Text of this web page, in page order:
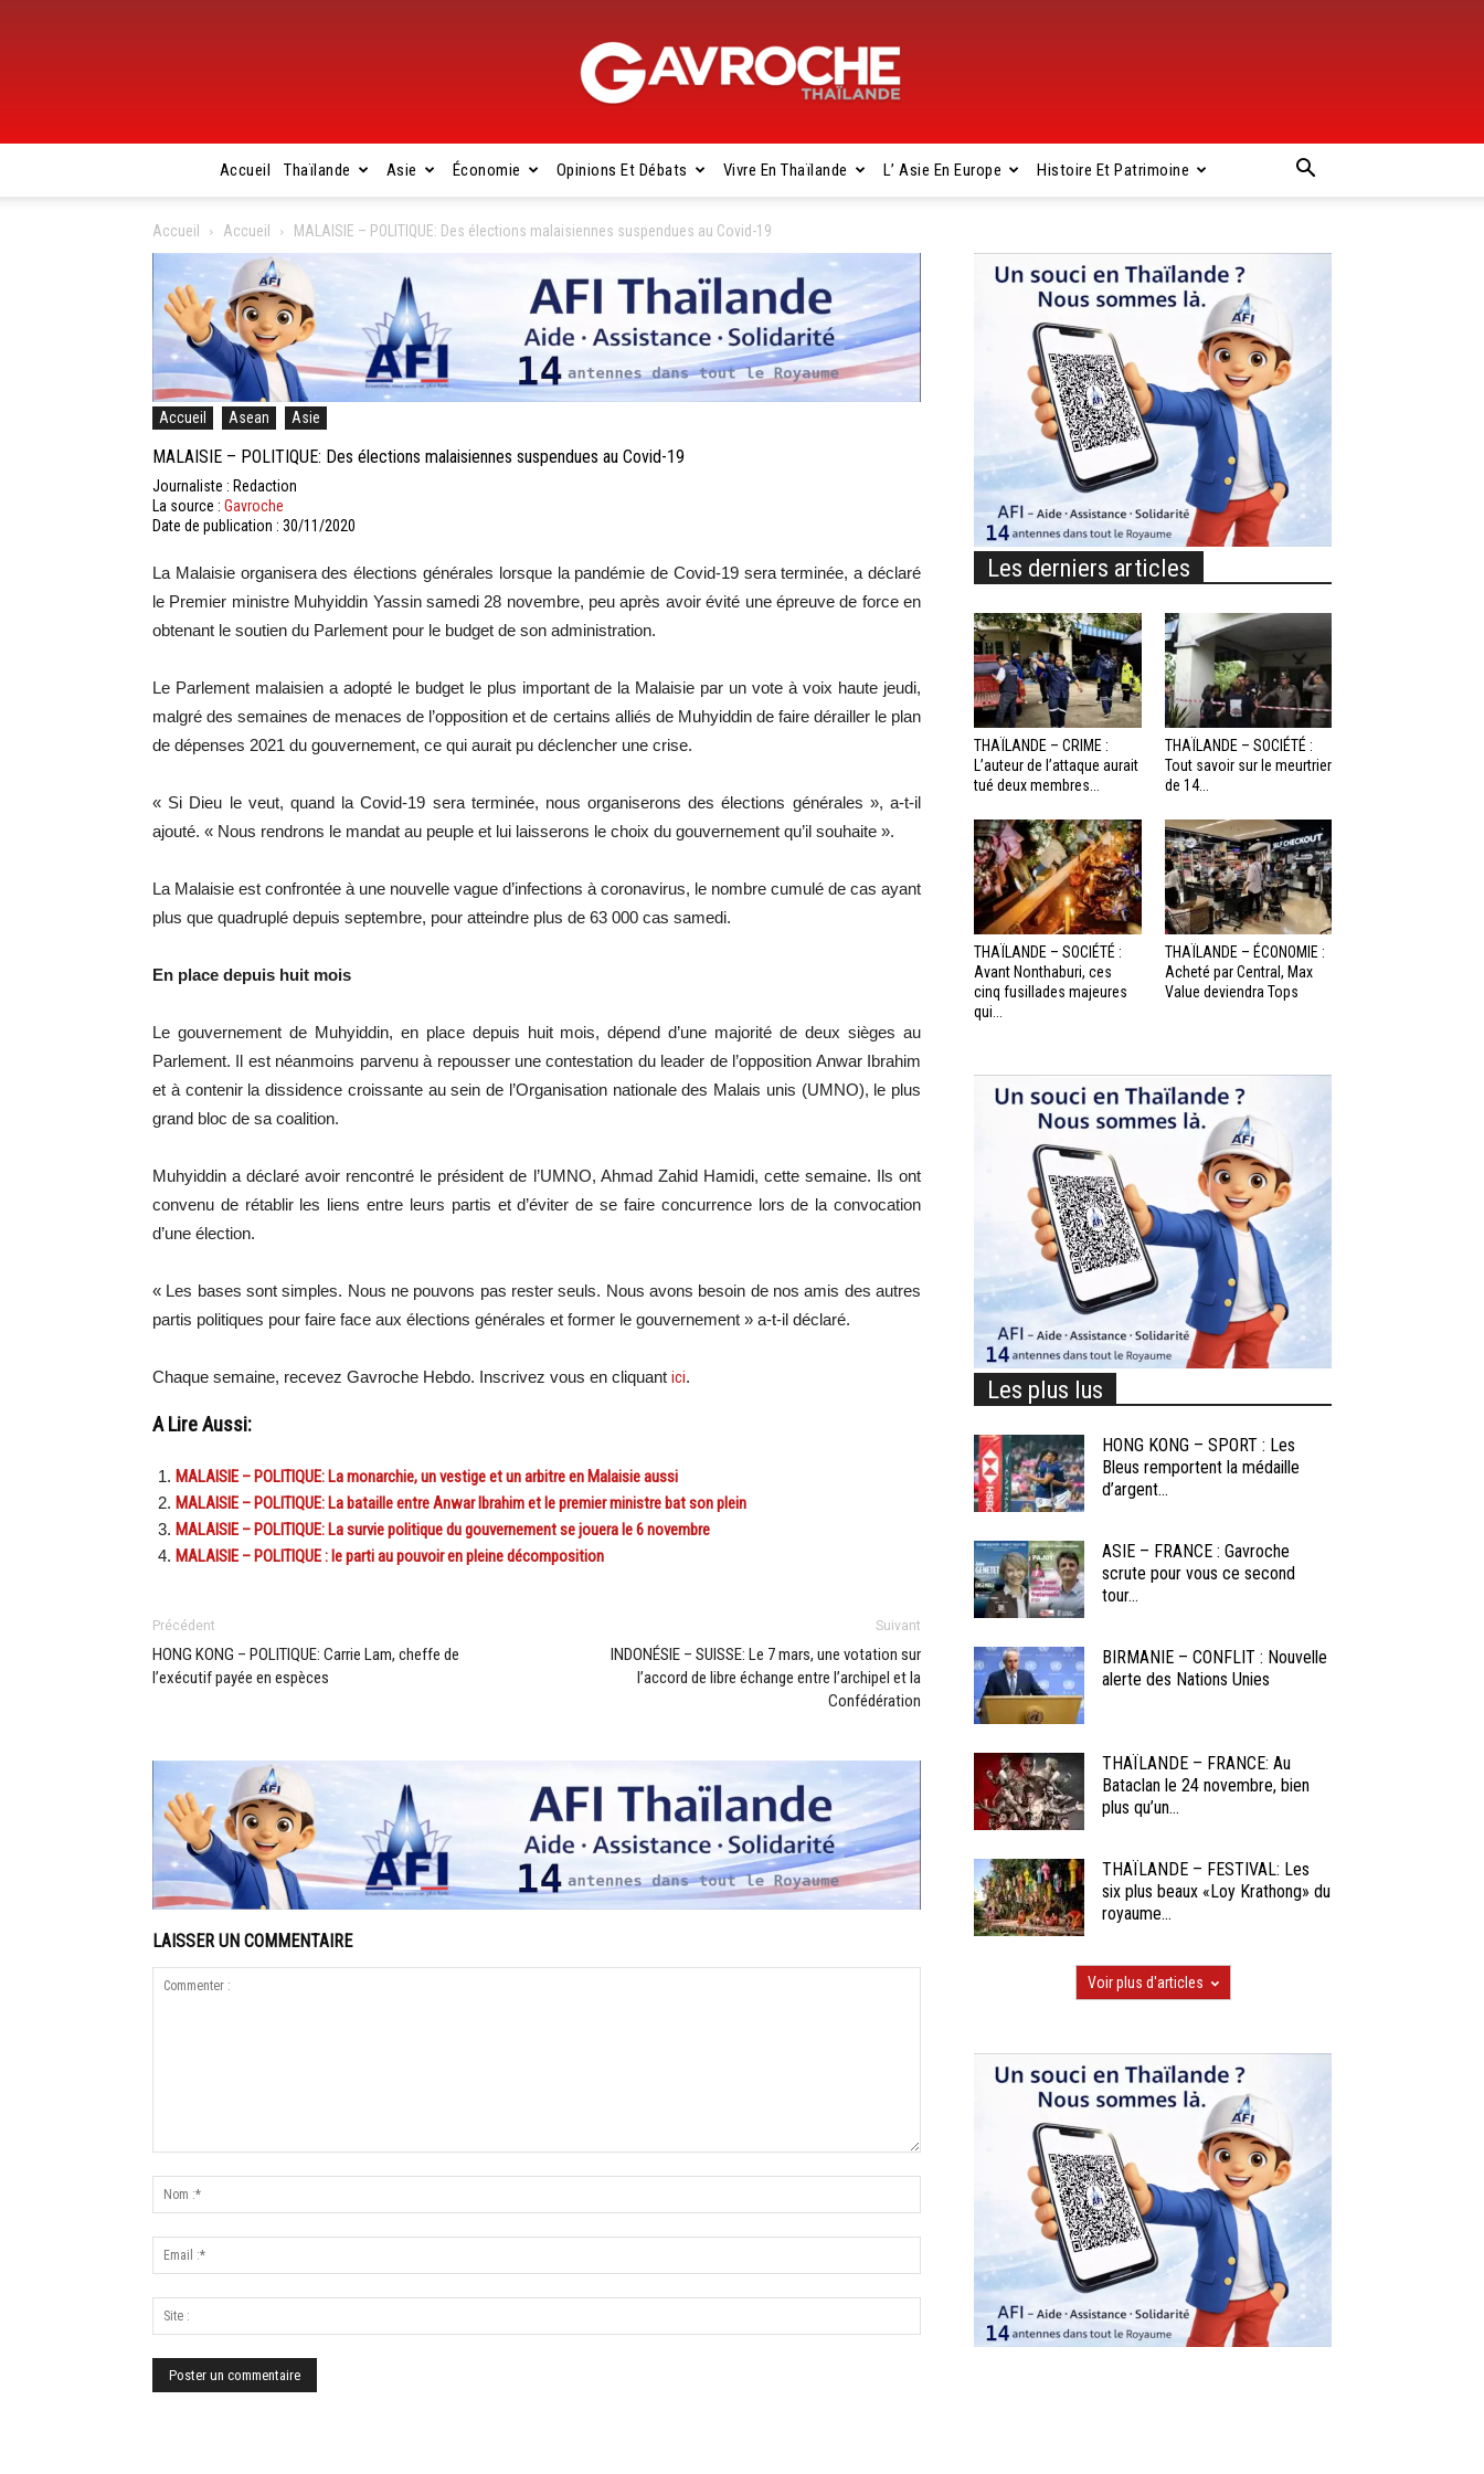
Gavroche
Thaïlande
Accueil Thaïlande Asie Économie Opinions Et Débats Vivre En Thaïlande L’ Asie En Europe Histoire Et Patrimoine
Accueil Accueil MALAISIE – POLITIQUE: Des élections malaisiennes suspendues au Covid-19
Accueil Asean Asie
MALAISIE – POLITIQUE: Des élections malaisiennes suspendues au Covid-19
Journaliste : Redaction
La source : Gavroche
Date de publication : 30/11/2020
La Malaisie organisera des élections générales lorsque la pandémie de Covid-19 sera terminée, a déclaré
le Premier ministre Muhyiddin Yassin samedi 28 novembre, peu après avoir évité une épreuve de force en
obtenant le soutien du Parlement pour le budget de son administration.
Le Parlement malaisien a adopté le budget le plus important de la Malaisie par un vote à voix haute jeudi,
malgré des semaines de menaces de l’opposition et de certains alliés de Muhyiddin de faire dérailler le plan
de dépenses 2021 du gouvernement, ce qui aurait pu déclencher une crise.
« Si Dieu le veut, quand la Covid-19 sera terminée, nous organiserons des élections générales », a-t-il
ajouté. « Nous rendrons le mandat au peuple et lui laisserons le choix du gouvernement qu’il souhaite ».
La Malaisie est confrontée à une nouvelle vague d’infections à coronavirus, le nombre cumulé de cas ayant
plus que quadruplé depuis septembre, pour atteindre plus de 63 000 cas samedi.
En place depuis huit mois
Le gouvernement de Muhyiddin, en place depuis huit mois, dépend d’une majorité de deux sièges au
Parlement. Il est néanmoins parvenu à repousser une contestation du leader de l’opposition Anwar Ibrahim
et à contenir la dissidence croissante au sein de l’Organisation nationale des Malais unis (UMNO), le plus
grand bloc de sa coalition.
Muhyiddin a déclaré avoir rencontré le président de l’UMNO, Ahmad Zahid Hamidi, cette semaine. Ils ont
convenu de rétablir les liens entre leurs partis et d’éviter de se faire concurrence lors de la convocation
d’une élection.
« Les bases sont simples. Nous ne pouvons pas rester seuls. Nous avons besoin de nos amis des autres
partis politiques pour faire face aux élections générales et former le gouvernement » a-t-il déclaré.
Chaque semaine, recevez Gavroche Hebdo. Inscrivez vous en cliquant ici.
A Lire Aussi:
MALAISIE – POLITIQUE: La monarchie, un vestige et un arbitre en Malaisie aussi
MALAISIE – POLITIQUE: La bataille entre Anwar Ibrahim et le premier ministre bat son plein
MALAISIE – POLITIQUE: La survie politique du gouvernement se jouera le 6 novembre
MALAISIE – POLITIQUE : le parti au pouvoir en pleine décomposition
Précédent
HONG KONG – POLITIQUE: Carrie Lam, cheffe de
l’exécutif payée en espèces
Suivant
INDONÉSIE – SUISSE: Le 7 mars, une votation sur
l’accord de libre échange entre l’archipel et la
Confédération
LAISSER UN COMMENTAIRE
Les derniers articles
THAÏLANDE – CRIME :
L’auteur de l’attaque aurait
tué deux membres...
THAÏLANDE – SOCIÉTÉ :
Tout savoir sur le meurtrier
de 14...
THAÏLANDE – SOCIÉTÉ :
Avant Nonthaburi, ces
cinq fusillades majeures
qui...
THAÏLANDE – ÉCONOMIE :
Acheté par Central, Max
Value deviendra Tops
Les plus lus
HONG KONG – SPORT : Les
Bleus remportent la médaille
d’argent...
ASIE – FRANCE : Gavroche
scrute pour vous ce second
tour...
BIRMANIE – CONFLIT : Nouvelle
alerte des Nations Unies
THAÏLANDE – FRANCE: Au
Bataclan le 24 novembre, bien
plus qu’un...
THAÏLANDE – FESTIVAL: Les
six plus beaux «Loy Krathong» du
royaume...
Voir plus d'articles